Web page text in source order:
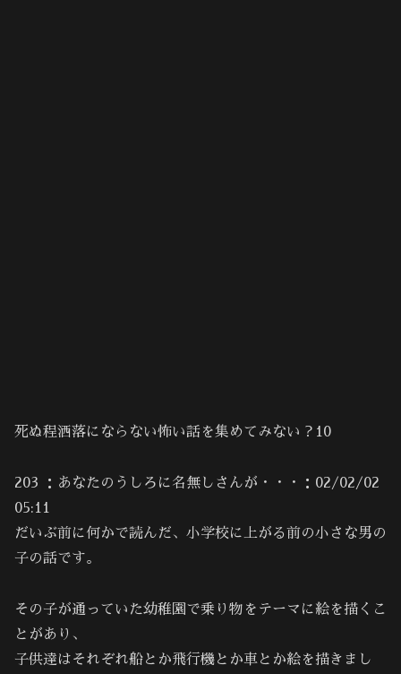
死ぬ程洒落にならない怖い話を集めてみない？10
203 ：あなたのうしろに名無しさんが・・・：02/02/02
05:11
だいぶ前に何かで読んだ、小学校に上がる前の小さな男の
子の話です。
その子が通っていた幼稚園で乗り物をテーマに絵を描くこ
とがあり、
子供達はそれぞれ船とか飛行機とか車とか絵を描きまし